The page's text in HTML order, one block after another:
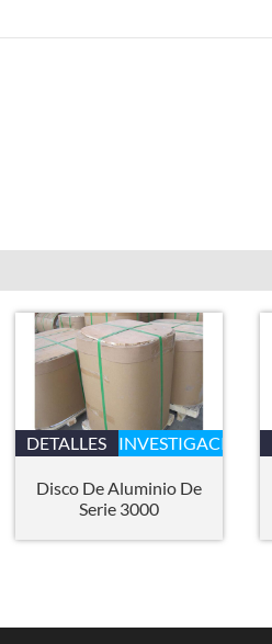
DETALLES INVESTIGACIÓN
Disco De Aluminio De
Serie 3000